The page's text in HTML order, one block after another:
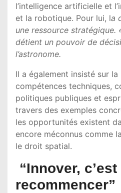
l’intelligence artificielle et
et la robotique. Pour lui, la
une ressource stratégique.
détient un pouvoir de
l’astronome.
Il a également insisté sur la
compétences techniques,
politiques publiques et
travers des exemples
les opportunités existent
encore méconnus comme
le droit spatial.
“Innover,
recommencer”